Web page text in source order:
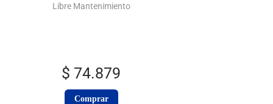
Libre Mantenimiento
$ 74.879
Comprar